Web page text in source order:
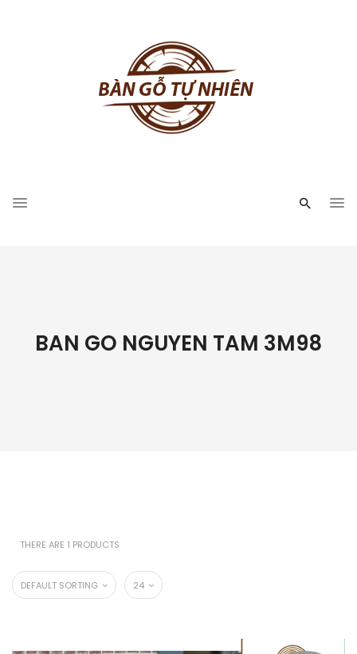
BAN GO NGUYEN TAM 3M98
THERE ARE 1 PRODUCTS
DEFAULT SORTING 24